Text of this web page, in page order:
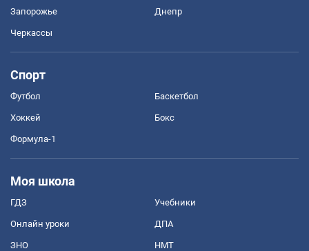
Запорожье Днепр
Черкассы
Спорт
Футбол Баскетбол
Хоккей Бокс
Формула-1
Моя школа
ГДЗ Учебники
Онлайн уроки ДПА
ЗНО НМТ